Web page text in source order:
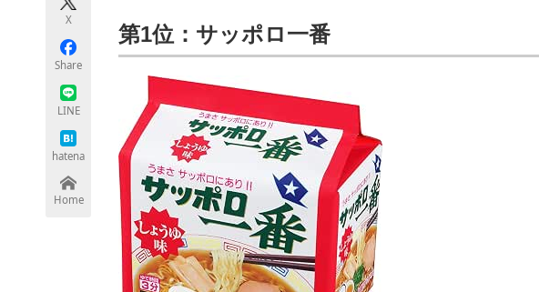
X
Share
LINE
hatena
Home
第1位：サッポロ一番